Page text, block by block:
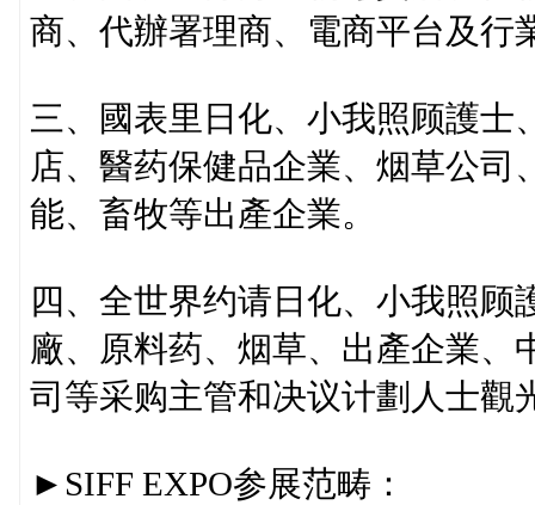
商、代辦署理商、電商平台及行
三、國表里日化、小我照顾護士
店、醫药保健品企業、烟草公司
能、畜牧等出產企業。
四、全世界约请日化、小我照顾
廠、原料药、烟草、出產企業、
司等采购主管和决议计劃人士觀
►SIFF EXPO参展范畴：